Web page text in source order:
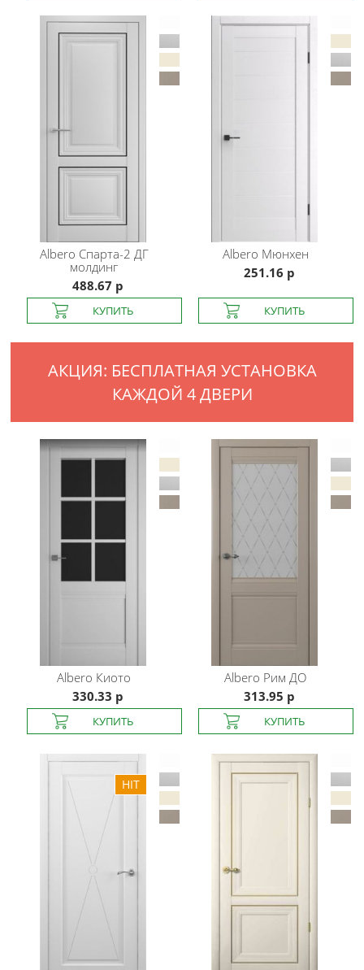
Albero Спарта-2 ДГ
молдинг
488.67 р
Albero Мюнхен
251.16 р
АКЦИЯ: БЕСПЛАТНАЯ УСТАНОВКА
КАЖДОЙ 4 ДВЕРИ
Albero Киото
330.33 р
Albero Рим ДО
313.95 р